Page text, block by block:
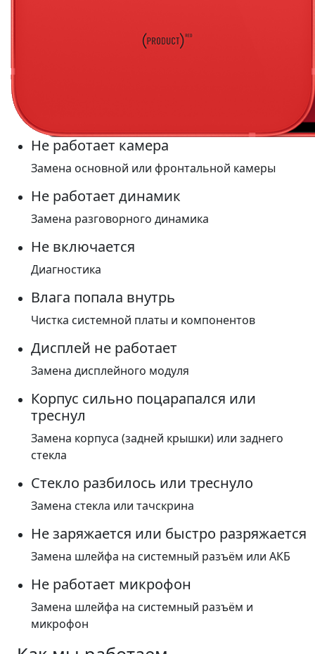
Не работает камера
Замена основной или фронтальной камеры
Не работает динамик
Замена разговорного динамика
Не включается
Диагностика
Влага попала внутрь
Чистка системной платы и компонентов
Дисплей не работает
Замена дисплейного модуля
Корпус сильно поцарапался или
треснул
Замена корпуса (задней крышки) или заднего
стекла
Стекло разбилось или треснуло
Замена стекла или тачскрина
Не заряжается или быстро разряжается
Замена шлейфа на системный разъём или АКБ
Не работает микрофон
Замена шлейфа на системный разъём и
микрофон